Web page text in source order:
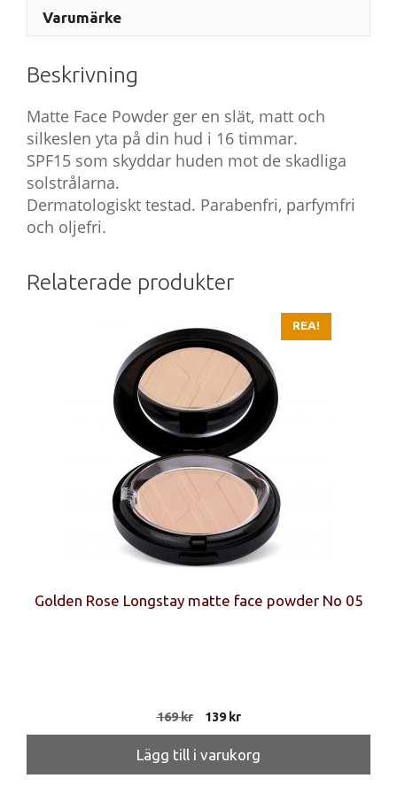
Varumärke
Beskrivning
Matte Face Powder ger en slät, matt och
silkeslen yta på din hud i 16 timmar.
SPF15 som skyddar huden mot de skadliga
solstrålarna.
Dermatologiskt testad. Parabenfri, parfymfri
och oljefri.
Relaterade produkter
REA!
Golden Rose Longstay matte face powder No 05
169kr
Det
ursprungliga
priset
var:
139krDet
nuvarande
priset
är:
Lägg till i varukorg